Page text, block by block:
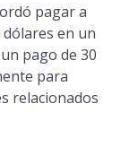
pagar a
en un
pago de 30
para
relacionados